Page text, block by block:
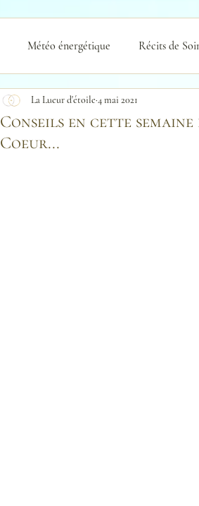
Météo énergétique Récits de
Conseils en cette
Coeur...
La Lueur d'étoile 4 mai 2021